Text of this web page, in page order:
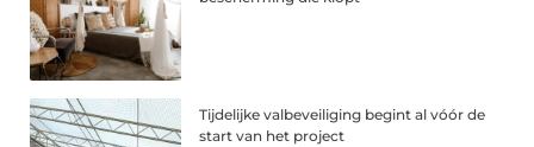
Tijdelijke valbeveiliging begint al vóór de
start van het project